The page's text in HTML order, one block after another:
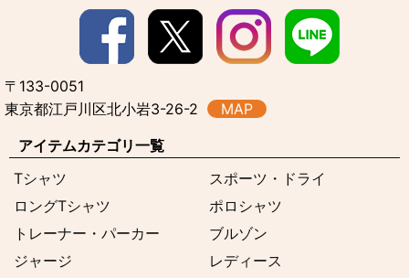
〒133-0051
東京都江戸川区北小岩3-26-2
MAP
アイテムカテゴリ一覧
Tシャツ
スポーツ・ドライ
ロングTシャツ
ポロシャツ
トレーナー・パーカー
ブルゾン
ジャージ
レディース